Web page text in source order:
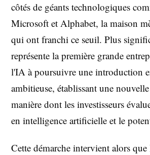
côtés de géants technologiques
Microsoft et Alphabet, la maison
qui ont franchi ce seuil. Plus
représente la première grande
l'IA à poursuivre une introduction
ambitieuse, établissant une
manière dont les investisseurs
en intelligence artificielle et le
Cette démarche intervient alors